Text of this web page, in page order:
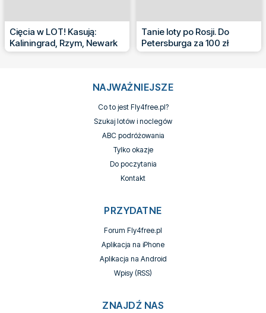
Cięcia w LOT! Kasują:
Kaliningrad, Rzym, Newark
Tanie loty po Rosji. Do
Petersburga za 100 zł
NAJWAŻNIEJSZE
Co to jest Fly4free.pl?
Szukaj lotów i noclegów
ABC podróżowania
Tylko okazje
Do poczytania
Kontakt
PRZYDATNE
Forum Fly4free.pl
Aplikacja na iPhone
Aplikacja na Android
Wpisy (RSS)
ZNAJDŹ NAS